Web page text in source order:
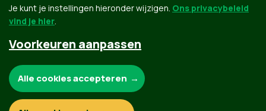
Groen.be
Contact Privacybeleid
Je kunt je instellingen hieronder wijzigen. Ons privacybeleid
vind je hier.
Voorkeuren aanpassen
Alle cookies accepteren